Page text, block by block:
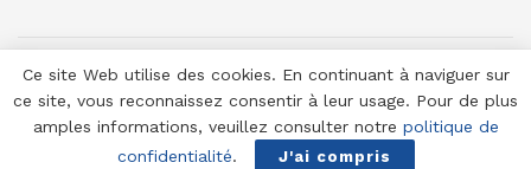
© 1958-2025 Jeune Nation
Ce site Web utilise des cookies. En continuant à naviguer sur
ce site, vous reconnaissez consentir à leur usage. Pour de plus
amples informations, veuillez consulter notre politique de
confidentialité. J'ai compris